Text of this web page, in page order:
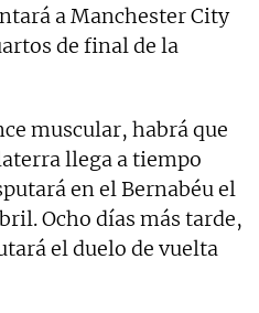
a Manchester City
de final de la
muscular, habrá que
llega a tiempo
en el Bernabéu el
Ocho días más tarde,
el duelo de vuelta